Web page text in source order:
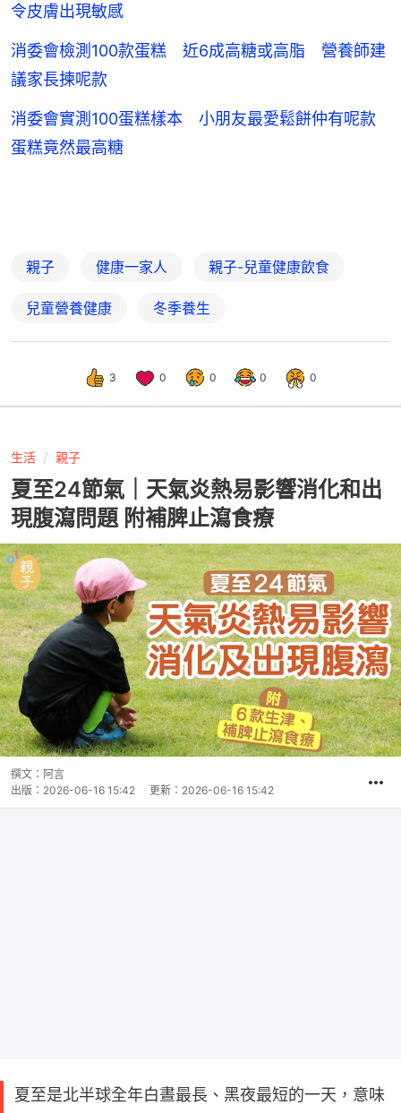
令皮膚出現敏感
消委會檢測100款蛋糕 近6成高糖或高脂 營養師建
議家長揀呢款
消委會實測100蛋糕樣本 小朋友最愛鬆餅仲有呢款
蛋糕竟然最高糖
親子 健康一家人 親子-兒童健康飲食
兒童營養健康 冬季養生
3 0 0 0 0
生活 親子
夏至24節氣｜天氣炎熱易影響消化和出
現腹瀉問題 附補脾止瀉食療
撰文： 阿言
出版： 2026-06-16 15:42 更新： 2026-06-16 15:42
夏至是北半球全年白晝最長、黑夜最短的一天，意味